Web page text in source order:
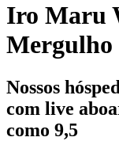
Iro Maru
Mergulho
Nossos
com live
como 9,5